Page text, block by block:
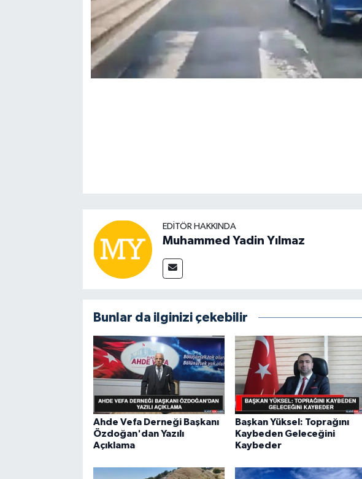
EDITÖR HAKKINDA
Muhammed Yadin Yılmaz
Bunlar da ilginizi çekebilir
Ahde Vefa Derneği Başkanı
Özdoğan'dan Yazılı
Açıklama
Başkan Yüksel: Toprağını
Kaybeden Geleceğini
Kaybeder